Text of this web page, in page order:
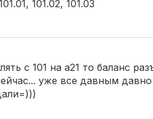
101.02, 101.03
с 101 на а21 то баланс
уже все давным